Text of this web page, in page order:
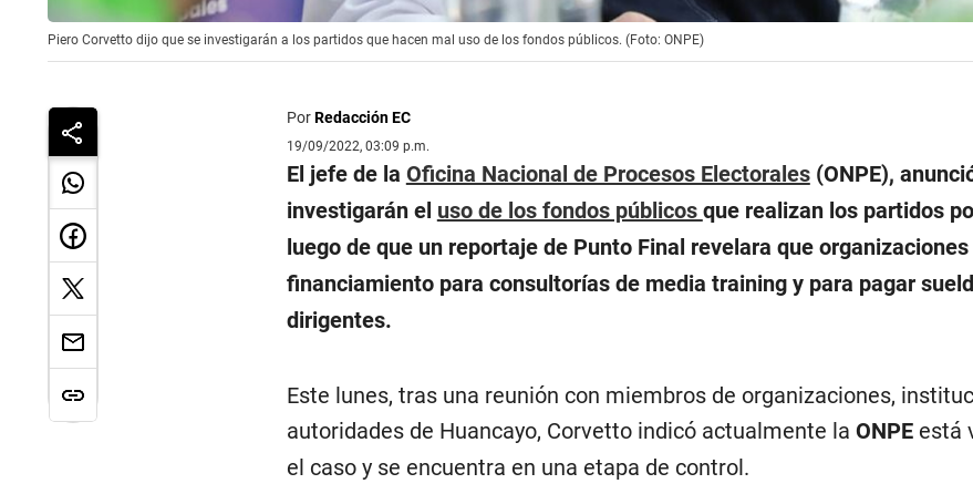
Piero Corvetto dijo que se investigarán a los partidos que hacen mal uso de los fondos públicos. (Foto: ONPE)
PorRedacción EC
19/09/2022, 03:09 p.m.
El jefe de la Oficina Nacional de Procesos Electorales(ONPE),
investigarán el uso de los fondos públicos que realizan los partidos
luego de que un reportaje de Punto Final revelara que
financiamiento para consultorías de media training y para pagar
dirigentes.
Este lunes, tras una reunión con miembros de organizaciones,
autoridades de Huancayo, Corvetto indicó actualmente la ONPEestá
el caso y se encuentra en una etapa de control.